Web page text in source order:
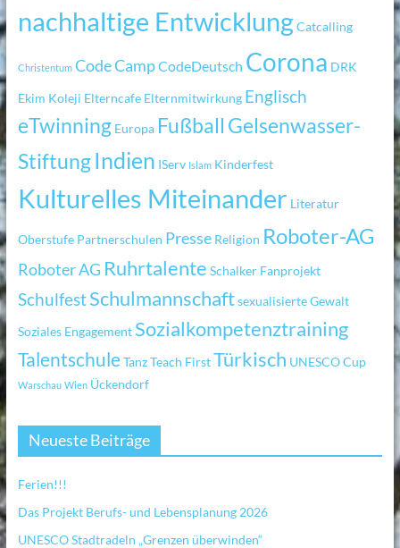
nachhaltige EntwicklungCatcalling
Christentum Code CampCodeDeutsch Corona DRK
Ekim Koleji Elterncafe Elternmitwirkung Englisch
eTwinning Europa Fußball Gelsenwasser-
StiftungIndien IServ Islam Kinderfest
Kulturelles Miteinander Literatur
Oberstufe Partnerschulen Presse Religion Roboter-AG
Roboter AG Ruhrtalente Schalker Fanprojekt
SchulfestSchulmannschaftsexualisierte Gewalt
Soziales Engagement Sozialkompetenztraining
TalentschuleTanzTeach FirstTürkisch UNESCO Cup
Warschau Wien Ückendorf
Neueste Beiträge
Ferien!!!
Das Projekt Berufs- und Lebensplanung 2026
UNESCO Stadtradeln „Grenzen überwinden“